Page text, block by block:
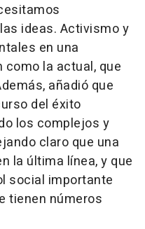
ideas. Activismo y
en una
la actual, que
añadió que
del éxito
los complejos y
claro que una
la última línea, y que
social importante
tienen números